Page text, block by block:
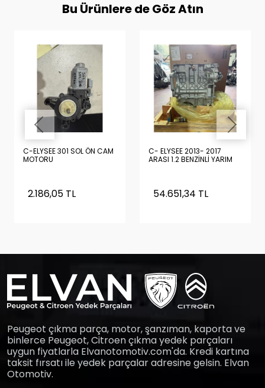
Bu Ürünlere de Göz Atın
C-ELYSEE 301 SOL ÖN CAM
MOTORU
2.186,05 TL
C- ELYSEE 2013- 2017
ARASI 1.2 BENZİNLİ YARIM
POMPASI , KARTEL
ÜZERİNDE)
54.651,34 TL
Peugeot çıkma parça, motor, şanzıman, kaporta ve
binlerce Peugeot, Citroen çıkma yedek parçaları
uygun fiyatlarla Elvanotomotiv.com'da. Kredi kartına
taksit fırsatı ile yedek parçalar adresine gelsin. Elvan
Otomotiv.